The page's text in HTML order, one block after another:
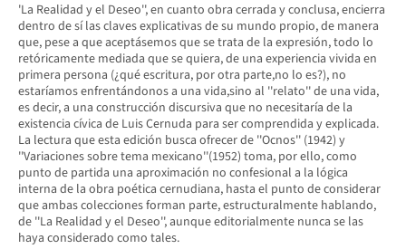
'La Realidad y el Deseo'', en cuanto obra cerrada y conclusa, encierra
dentro de sí las claves explicativas de su mundo propio, de manera
que, pese a que aceptásemos que se trata de la expresión, todo lo
retóricamente mediada que se quiera, de una experiencia vivida en
primera persona (¿qué escritura, por otra parte,no lo es?), no
estaríamos enfrentándonos a una vida,sino al ''relato'' de una vida,
es decir, a una construcción discursiva que no necesitaría de la
existencia cívica de Luis Cernuda para ser comprendida y explicada.
La lectura que esta edición busca ofrecer de ''Ocnos'' (1942) y
''Variaciones sobre tema mexicano''(1952) toma, por ello, como
punto de partida una aproximación no confesional a la lógica
interna de la obra poética cernudiana, hasta el punto de considerar
que ambas colecciones forman parte, estructuralmente hablando,
de ''La Realidad y el Deseo'', aunque editorialmente nunca se las
haya considerado como tales.